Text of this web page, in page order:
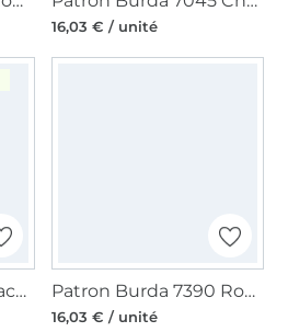
16,03 € / unité
Patron Burda 7158 Sacs, en français Patron Burda 7390 Robe & Tunique, en français
16,03 € / unité